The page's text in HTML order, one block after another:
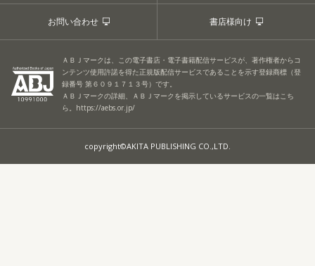
お問い合わせ 書店様向け
ＡＢＪマークは、この電子書店・電子書籍配信サービスが、著作権者からコ
ンテンツ使用許諾を得た正規版配信サービスであることを示す登録商標（登
録番号 第６０９１７１３号）です。
ＡＢＪマークの詳細、ＡＢＪマークを掲示しているサービスの一覧はこち
ら。 https://aebs.or.jp/
copyright©AKITA PUBLISHING CO.,LTD.